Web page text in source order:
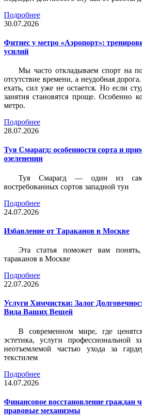
Подробнее
30.07.2026
Фитнес у метро «Аэропорт»:
усилий
Мы часто откладываем спорт на
отсутствие времени, а неудобная
ехать, сил уже не остается. Но если
занятия становятся проще. Особенно
метро.
Подробнее
28.07.2026
Туя Смарагд: особенности сорта и
озеленении
Туя Смарагд — один из
востребованных сортов западной туи
Подробнее
24.07.2026
Избавление от Тараканов в Москве
Эта статья поможет вам
тараканов в Москве
Подробнее
22.07.2026
Услуги Химчистки: Залог
Вида Ваших Вещей
В современном мире, где
эстетика, услуги профессиональной
неотъемлемой частью ухода за
текстилем
Подробнее
14.07.2026
Финансовое восстановление граждан
правовые механизмы